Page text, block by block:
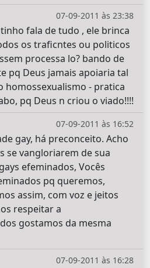
07-09-2011 às 23:38
fala de tudo , ele brinca
os traficntes ou politicos
processa lo? bando de
pq Deus jamais apoiaria tal
homossexualismo - pratica
pq Deus n criou o viado!!!!
07-09-2011 às 16:52
gay, há preconceito. Acho
se vangloriarem de sua
efeminados, Vocês
pq queremos,
assim, com voz e jeitos
respeitar a
gostamos da mesma
07-09-2011 às 16:28